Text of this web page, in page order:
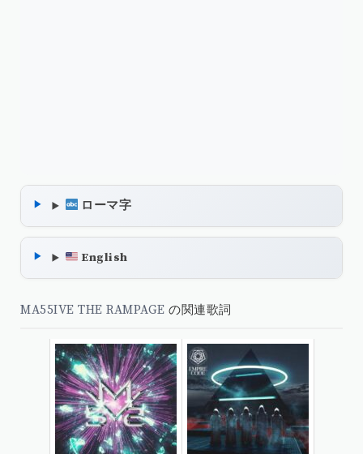
ローマ字
English
MA55IVE THE RAMPAGE の関連歌詞